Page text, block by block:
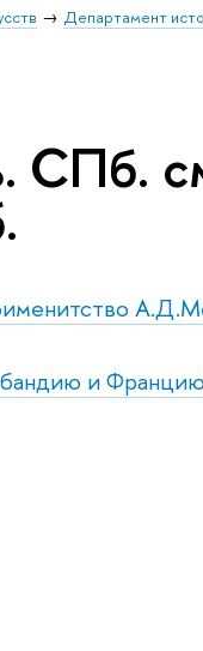
Департамент
СПб.
и